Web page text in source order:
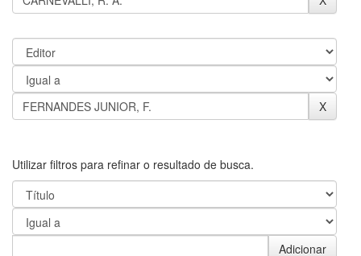
Utilizar filtros para refinar o resultado de busca.